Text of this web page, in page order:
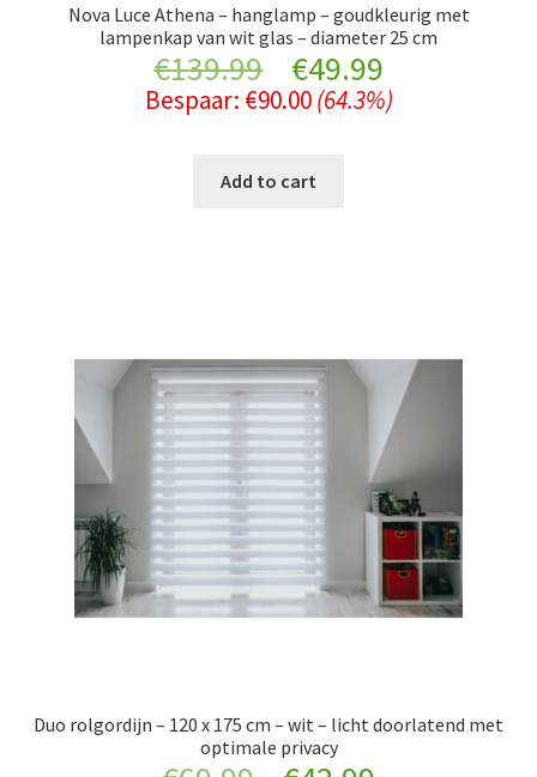
Nova Luce Athena – hanglamp – goudkleurig met
lampenkap van wit glas – diameter 25 cm
€139.99
Original
price
was:
€49.99Current
price
Bespaar: €90.00 (64.3%)
Add to cart
Duo rolgordijn – 120 x 175 cm – wit – licht doorlatend met
optimale privacy